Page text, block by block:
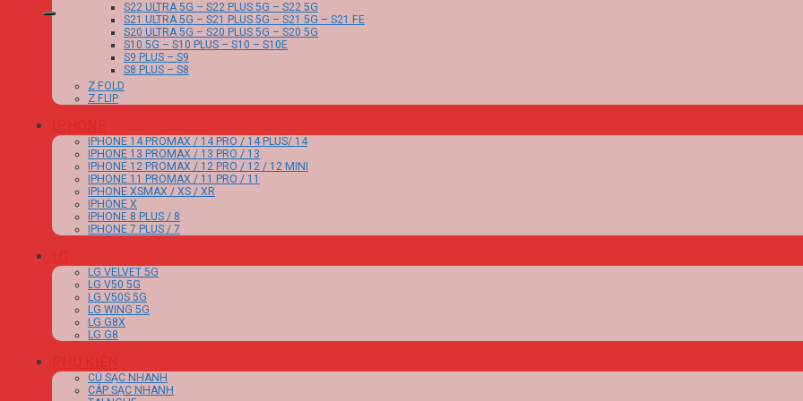
S22 ULTRA 5G – S22 PLUS 5G – S22 5G
S21 ULTRA 5G – S21 PLUS 5G – S21 5G – S21 FE
S20 ULTRA 5G – S20 PLUS 5G – S20 5G
S10 5G – S10 PLUS – S10 – S10E
S9 PLUS – S9
S8 PLUS – S8
Z FOLD
Z FLIP
IPHONE 14 PROMAX / 14 PRO / 14 PLUS/ 14
IPHONE 13 PROMAX / 13 PRO / 13
IPHONE 12 PROMAX / 12 PRO / 12 / 12 MINI
IPHONE 11 PROMAX / 11 PRO / 11
IPHONE XSMAX / XS / XR
IPHONE X
IPHONE 8 PLUS / 8
IPHONE 7 PLUS / 7
LG VELVET 5G
LG V50 5G
LG V50S 5G
LG WING 5G
LG G8X
LG G8
CỦ SẠC NHANH
CÁP SẠC NHANH